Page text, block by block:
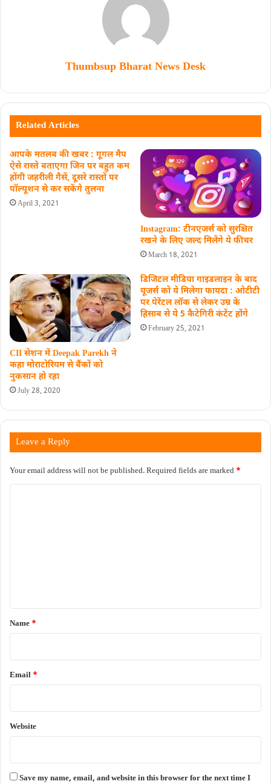
Thumbsup Bharat News Desk
Related Articles
आपके मतलब की खबर : गूगल मैप
ऐसे रास्ते बताएगा जिन पर बहुत कम
होंगी जहरीली गैसें, दूसरे रास्तों पर
पॉल्यूशन से कर सकेंगे तुलना
April 3, 2021
Instagram: टीनएजर्स को सुरक्षित
रखने के लिए जल्द मिलेंगे ये फीचर
March 18, 2021
CII सेशन में Deepak Parekh ने
कहा मोराटोरियम से बैंकों को
नुकसान हो रहा
July 28, 2020
डिजिटल मीडिया गाइडलाइन के बाद
यूजर्स को ये मिलेगा फायदा : ओटीटी
पर पेरेंटल लॉक से लेकर उम्र के
हिसाब से ये 5 कैटेगिरी कंटेंट होंगे
February 25, 2021
Leave a Reply
Your email address will not be published.Required fields are marked *
*
Name *
Email *
Website
Save my name, email, and website in this browser for the next time I